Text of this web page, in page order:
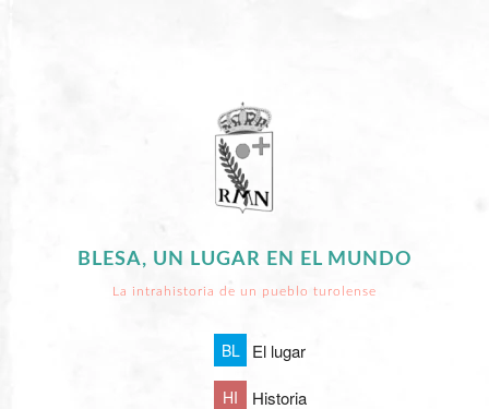
BLESA, UN LUGAR EN EL MUNDO
La intrahistoria de un pueblo turolense
BL El lugar
HI Historia